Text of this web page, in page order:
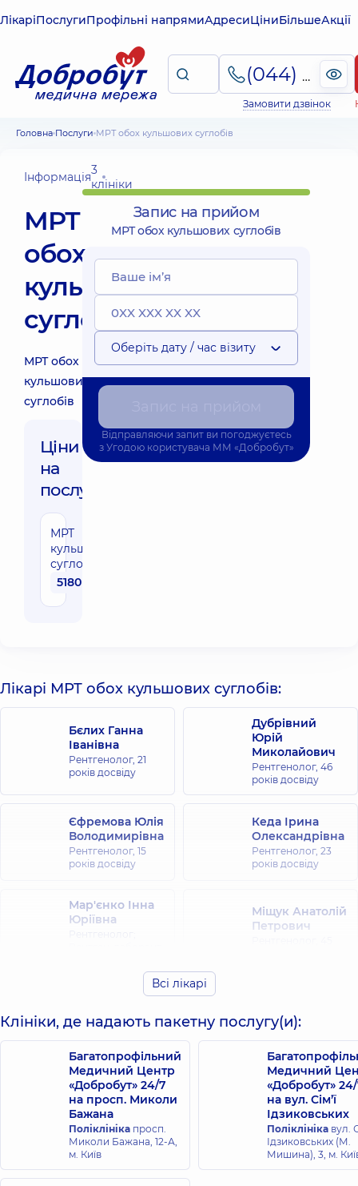
ЛікаріПослугиПрофільні напрямиАдресиЦіниБільшеАкції
(044) 495-2-888
Замовити дзвінок
Головна Послуги МРТ обох кульшових суглобів
Інформація3
клініки
МРТ
обох
кульшових
суглобів
МРТ обох
кульшових
суглобів
Ціни
на
послуги:
МРТ
кульшових
суглобів
5180 грн
Запис на прийом
МРТ обох кульшових суглобів
Оберіть дату / час візиту
Відправляючи запит ви погоджуєтесь
з Угодою користувача ММ «Добробут»
Лікарі МРТ обох кульшових суглобів:
Бєлих Ганна
Іванівна
Рентгенолог, 21
років досвіду
Дубрівний
Юрій
Миколайович
Рентгенолог, 46
років досвіду
Єфремова Юлія
Володимирівна
Рентгенолог, 15
років досвіду
Кеда Ірина
Олександрівна
Рентгенолог, 23
років досвіду
Мар'єнко Інна
Юріївна
Міщук Анатолій
Петрович
Казимирівна
Рентгенолог,45
років досвіду
Всі лікарі
Клініки, де надають пакетну послугу(и):
Багатопрофільний
Медичний Центр
«Добробут» 24/7
на просп. Миколи
Бажана
Поліклініка просп.
Миколи Бажана, 12-А,
м. Київ
Медичний
«Добробут»
на вул. Сім’ї
Ідзиковських
Поліклініка вул.
Ідзиковських (М.
Мишина), 3, м.